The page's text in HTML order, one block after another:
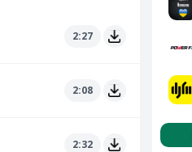
2:27
2:08
2:32